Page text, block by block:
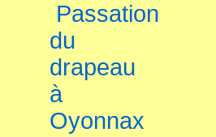
Passation
du
drapeau
à
Oyonnax